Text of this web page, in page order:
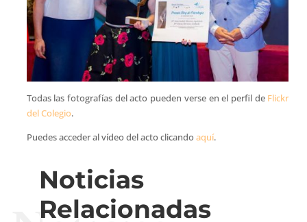
Todas las fotografías del acto pueden verse en el perfil de Flickr
del Colegio.
Puedes acceder al vídeo del acto clicandoaquí.
Noticias
Relacionadas